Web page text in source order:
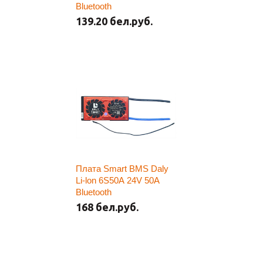
Bluetooth
139.20 бел.руб.
Плата Smart BMS Daly
Li-lon 6S50A 24V 50A
Bluetooth
168 бел.руб.